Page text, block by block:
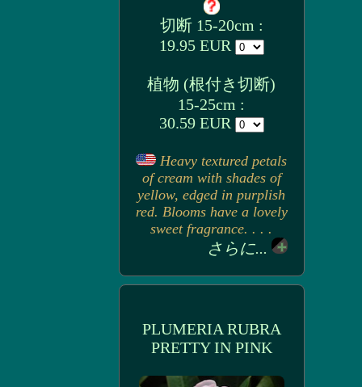
切断 15-20cm :
19.95 EUR
植物 (根付き切断)
15-25cm :
30.59 EUR
Heavy textured petals
of cream with shades of
yellow, edged in purplish
red. Blooms have a lovely
sweet fragrance. . . .
さらに...
PLUMERIA RUBRA
PRETTY IN PINK